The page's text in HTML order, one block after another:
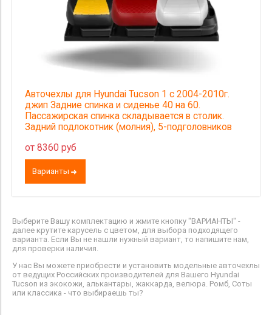
Авточехлы для Hyundai Tucson 1 с 2004-2010г.
джип Задние спинка и сиденье 40 на 60.
Пассажирская спинка складывается в столик.
Задний подлокотник (молния), 5-подголовников
от 8360 руб
Варианты
Выберите Вашу комплектацию и жмите кнопку "ВАРИАНТЫ" -
далее крутите карусель с цветом, для выбора подходящего
варианта. Если Вы не нашли нужный вариант, то напишите нам,
для проверки наличия.
У нас Вы можете приобрести и установить модельные авточехлы
от ведущих Российских производителей для Вашего Hyundai
Tucson из экокожи, алькантары, жаккарда, велюра. Ромб, Соты
или классика - что выбираешь ты?